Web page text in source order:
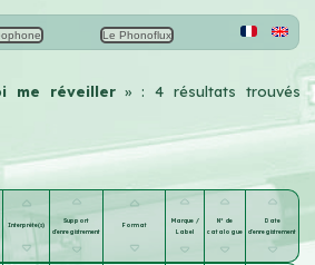
Le Phonoflux
me réveiller» : 4 résultats trouvés
Interprète(s)
Support
d'enregistrement
Format
Marque /
Label
N° de
catalogue
Date
d'enregistrement